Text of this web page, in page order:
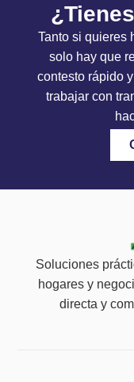
Tanto si quieres
solo hay que
contesto rápido
trabajar con
Soluciones
hogares y
directa y